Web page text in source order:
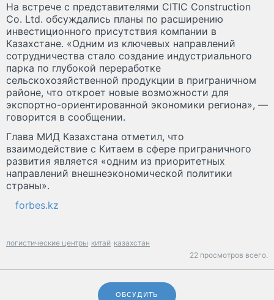
На встрече с представителями CITIC Construction
Co. Ltd. обсуждались планы по расширению
инвестиционного присутствия компании в
Казахстане. «Одним из ключевых направлений
сотрудничества стало создание индустриального
парка по глубокой переработке
сельскохозяйственной продукции в приграничном
районе, что откроет новые возможности для
экспортно-ориентированной экономики региона», —
говорится в сообщении.
Глава МИД Казахстана отметил, что
взаимодействие с Китаем в сфере приграничного
развития является «одним из приоритетных
направлений внешнеэкономической политики
страны».
forbes.kz
логистические центры китай казахстан
22 просмотров всего.
ОБСУДИТЬ